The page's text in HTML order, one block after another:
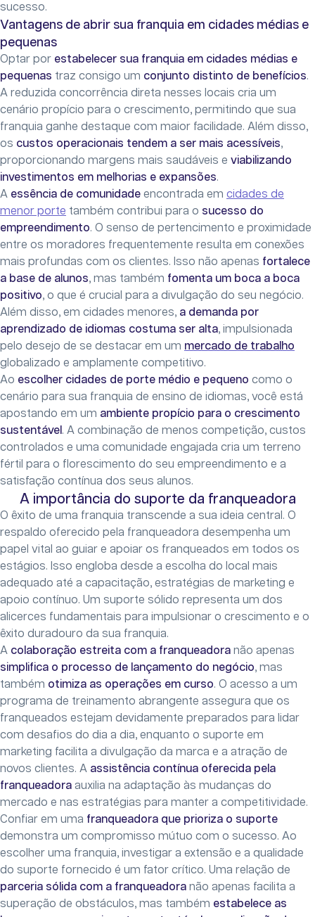
sucesso.
Vantagens de abrir sua franquia em cidades médias e
pequenas
Optar por estabelecer sua franquia em cidades médias e
pequenas traz consigo um conjunto distinto de benefícios.
A reduzida concorrência direta nesses locais cria um
cenário propício para o crescimento, permitindo que sua
franquia ganhe destaque com maior facilidade. Além disso,
os custos operacionais tendem a ser mais acessíveis,
proporcionando margens mais saudáveis e viabilizando
investimentos em melhorias e expansões.
A essência de comunidade encontrada em cidades de
menor porte também contribui para o sucesso do
empreendimento. O senso de pertencimento e proximidade
entre os moradores frequentemente resulta em conexões
mais profundas com os clientes. Isso não apenas fortalece
a base de alunos, mas também fomenta um boca a boca
positivo, o que é crucial para a divulgação do seu negócio.
Além disso, em cidades menores, a demanda por
aprendizado de idiomas costuma ser alta, impulsionada
pelo desejo de se destacar em um mercado de trabalho
globalizado e amplamente competitivo.
Ao escolher cidades de porte médio e pequeno como o
cenário para sua franquia de ensino de idiomas, você está
apostando em um ambiente propício para o crescimento
sustentável . A combinação de menos competição, custos
controlados e uma comunidade engajada cria um terreno
fértil para o florescimento do seu empreendimento e a
satisfação contínua dos seus alunos.
A importância do suporte da franqueadora
O êxito de uma franquia transcende a sua ideia central. O
respaldo oferecido pela franqueadora desempenha um
papel vital ao guiar e apoiar os franqueados em todos os
estágios. Isso engloba desde a escolha do local mais
adequado até a capacitação, estratégias de marketing e
apoio contínuo. Um suporte sólido representa um dos
alicerces fundamentais para impulsionar o crescimento e o
êxito duradouro da sua franquia.
A colaboração estreita com a franqueadora não apenas
simplifica o processo de lançamento do negócio, mas
também otimiza as operações em curso. O acesso a um
programa de treinamento abrangente assegura que os
franqueados estejam devidamente preparados para lidar
com desafios do dia a dia, enquanto o suporte em
marketing facilita a divulgação da marca e a atração de
novos clientes. A assistência contínua oferecida pela
franqueadora auxilia na adaptação às mudanças do
mercado e nas estratégias para manter a competitividade.
Confiar em uma franqueadora que prioriza o suporte
demonstra um compromisso mútuo com o sucesso. Ao
escolher uma franquia, investigar a extensão e a qualidade
do suporte fornecido é um fator crítico. Uma relação de
parceria sólida com a franqueadora não apenas facilita a
superação de obstáculos, mas também estabelece as